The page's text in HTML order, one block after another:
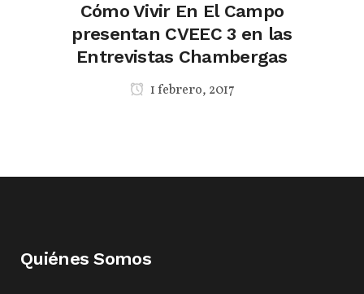
Cómo Vivir En El Campo
presentan CVEEC 3 en las
Entrevistas Chambergas
1 febrero, 2017
Quiénes Somos